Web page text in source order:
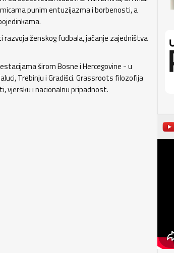
punim entuzijazma i borbenosti, a
ženskog fudbala, jačanje zajedništva
širom Bosne i Hercegovine - u
Trebinju i Gradišci. Grassroots filozofija
vjersku i nacionalnu pripadnost.